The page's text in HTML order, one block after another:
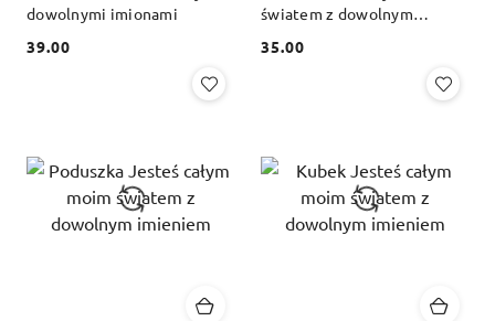
dowolnymi imionami
Cena:
39.00
światem z dowolnym
Cena:
35.00